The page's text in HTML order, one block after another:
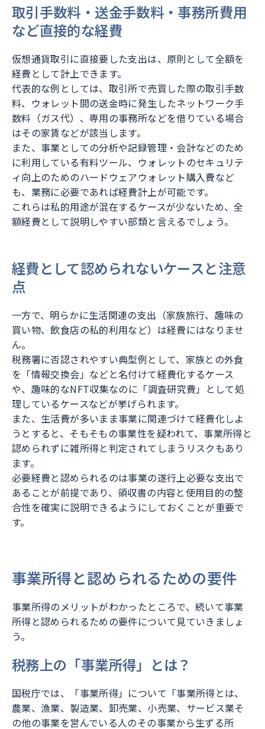
取引手数料・送金手数料・事務所費用
など直接的な経費
仮想通貨取引に直接要した支出は、原則として全額を
経費として計上できます。
代表的な例としては、取引所で売買した際の取引手数
料、ウォレット間の送金時に発生したネットワーク手
数料（ガス代）、専用の事務所などを借りている場合
はその家賃などが該当します。
また、事業としての分析や記録管理・会計などのため
に利用している有料ツール、ウォレットのセキュリテ
ィ向上のためのハードウェアウォレット購入費など
も、業務に必要であれば経費計上が可能です。
これらは私的用途が混在するケースが少ないため、全
額経費として説明しやすい部類と言えるでしょう。
経費として認められないケースと注意
点
一方で、明らかに生活関連の支出（家族旅行、趣味の
買い物、飲食店の私的利用など）は経費にはなりませ
ん。
税務署に否認されやすい典型例として、家族との外食
を「情報交換会」などと名付けて経費化するケース
や、趣味的なNFT収集なのに「調査研究費」として処
理しているケースなどが挙げられます。
また、生活費が多いまま事業に関連づけて経費化しよ
うとすると、そもそもの事業性を疑われて、事業所得と
認められずに雑所得と判定されてしまうリスクもあり
ます。
必要経費と認められるのは事業の遂行上必要な支出で
あることが前提であり、領収書の内容と使用目的の整
合性を確実に説明できるようにしておくことが重要で
す。
事業所得と認められるための要件
事業所得のメリットがわかったところで、続いて事業
所得と認められるための要件について見ていきましょ
う。
税務上の「事業所得」とは？
国税庁では、「事業所得」について「事業所得とは、
農業、漁業、製造業、卸売業、小売業、サービス業そ
の他の事業を営んでいる人のその事業から生ずる所